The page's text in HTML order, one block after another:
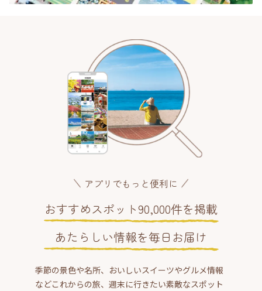
アプリでもっと便利に
おすすめスポット90,000件を掲載
あたらしい情報を毎日お届け
季節の景色や名所、おいしいスイーツやグルメ情報
などこれからの旅、週末に行きたい素敵なスポット